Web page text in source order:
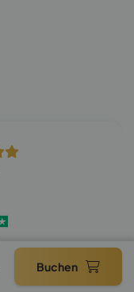
Buchen